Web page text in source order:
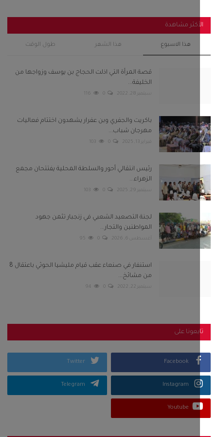
مشاهدة
هذا الاسبوع هذا الشهر طول الوقت
قصة المرأة التي اذلت الحجاج بن يوسف وزواجها من
الخليفة...
0
116
باكريت والجفري وبن عفرار يشهدون اختتام فعاليات
مهرجان شباب...
فبراير 13, 2025 0
103
رئيس انتقالي أحور والسلطة المحلية يفتتحان مجمع
الزهراء...
سبتمبر 29, 2025 0
103
لجنة التصعيد الشعبي في زنجبار تثمن جهود
المواطنين والتجار...
أغسطس 6, 2026 0
95
استنفار في صنعاء عقب قيام مليشيا الحوثي باعتقال 8
من مشائخ...
0
94
على
Facebook
Twitter
Instagram
Telegram
Youtube